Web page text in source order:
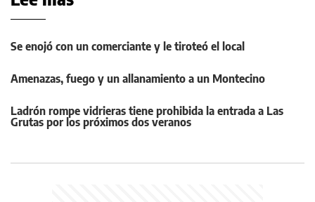
Se enojó con un comerciante y le tiroteó el local
Amenazas, fuego y un allanamiento a un Montecino
Ladrón rompe vidrieras tiene prohibida la entrada a Las
Grutas por los próximos dos veranos